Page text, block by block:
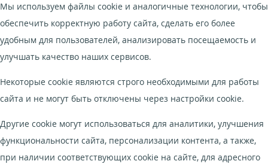
Мы используем файлы cookie и аналогичные технологии, чтобы
обеспечить корректную работу сайта, сделать его более
удобным для пользователей, анализировать посещаемость и
улучшать качество наших сервисов.
Некоторые cookie являются строго необходимыми для работы
сайта и не могут быть отключены через настройки cookie.
Другие cookie могут использоваться для аналитики, улучшения
функциональности сайта, персонализации контента, а также,
при наличии соответствующих cookie на сайте, для адресного